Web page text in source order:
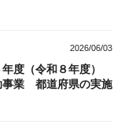
2026/06/03
年度（令和８年度）
事業 都道府県の実施